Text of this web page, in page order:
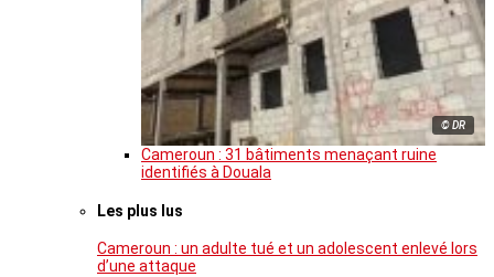
© DR
Cameroun : 31 bâtiments menaçant ruine
identifiés à Douala
Les plus lus
Cameroun : un adulte tué et un adolescent enlevé lors
d’une attaque